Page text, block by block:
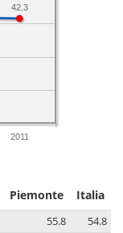
2011
42.3
Piemonte Italia
55.8
54.8